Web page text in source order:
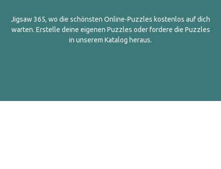
Jigsaw 365, wo die schönsten Online-Puzzles kostenlos auf dich
warten. Erstelle deine eigenen Puzzles oder fordere die Puzzles
in unserem Katalog heraus.